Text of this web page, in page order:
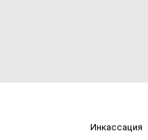
Инкассация